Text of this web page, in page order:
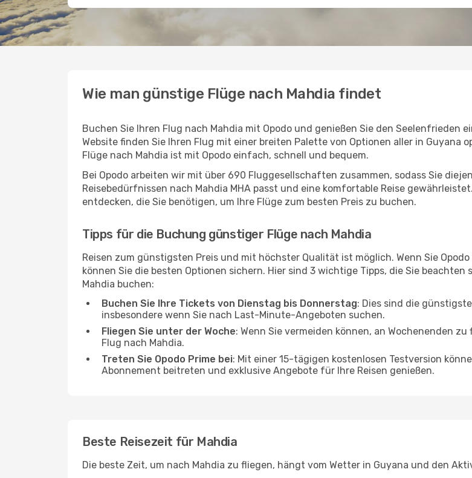
Wie man günstige Flüge nach Mahdia findet
Buchen Sie Ihren Flug nach Mahdia mit Opodo und genießen Sie den
Website finden Sie Ihren Flug mit einer breiten Palette von Optionen aller in Guyana
Flüge nach Mahdia ist mit Opodo einfach, schnell und bequem.
Bei Opodo arbeiten wir mit über 690 Fluggesellschaften zusammen, sodass Sie
Reisebedürfnissen nach Mahdia MHA passt und eine komfortable Reise
entdecken, die Sie benötigen, um Ihre Flüge zum besten Preis zu buchen.
Tipps für die Buchung günstiger Flüge nach Mahdia
Reisen zum günstigsten Preis und mit höchster Qualität ist möglich. Wenn Sie
können Sie die besten Optionen sichern. Hier sind 3 wichtige Tipps, die Sie
Mahdia buchen:
Buchen Sie Ihre Tickets von Dienstag bis Donnerstag: Dies sind die
insbesondere wenn Sie nach Last-Minute-Angeboten suchen.
Fliegen Sie unter der Woche: Wenn Sie vermeiden können, an Wochenenden
Flug nach Mahdia.
Treten Sie Opodo Prime bei: Mit einer 15-tägigen kostenlosen Testversion
Abonnement beitreten und exklusive Angebote für Ihre Reisen genießen.
Beste Reisezeit für Mahdia
Die beste Zeit, um nach Mahdia zu fliegen, hängt vom Wetter in Guyana und den